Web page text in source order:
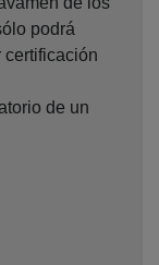
podrá
certificación
de un